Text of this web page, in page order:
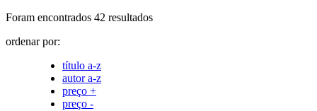
Foram encontrados 42 resultados
ordenar por:
título a-z
autor a-z
preço +
preço -